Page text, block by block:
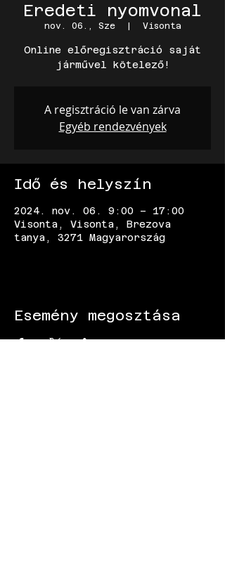
Eredeti nyomvonal
nov. 06., Sze
  |
Visonta
Online előregisztráció saját
járművel kötelező!
A regisztráció le van zárva
Egyéb rendezvények
Idő és helyszín
2024. nov. 06. 9:00 – 17:00
Visonta, Visonta, Brezova
tanya, 3271 Magyarország
Esemény megosztása